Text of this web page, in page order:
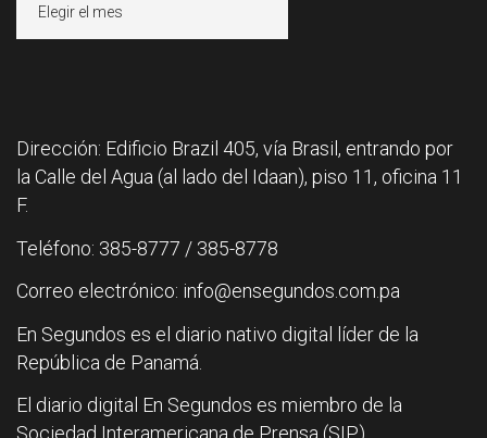
Dirección: Edificio Brazil 405, vía Brasil, entrando por
la Calle del Agua (al lado del Idaan), piso 11, oficina 11
F.
Teléfono: 385-8777 / 385-8778
Correo electrónico: info@ensegundos.com.pa
En Segundos es el diario nativo digital líder de la
República de Panamá.
El diario digital En Segundos es miembro de la